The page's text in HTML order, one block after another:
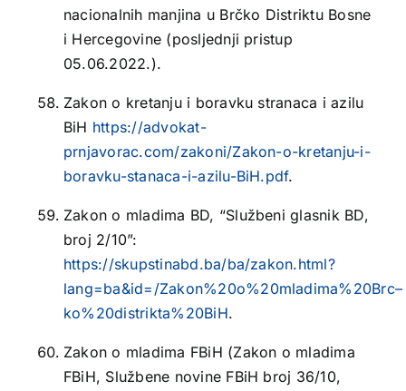
nacionalnih manjina u Brčko Distriktu Bosne
i Hercegovine (posljednji pristup
05.06.2022.).
Zakon o kretanju i boravku stranaca i azilu
BiH https://advokat-
prnjavorac.com/zakoni/Zakon-o-kretanju-i-
boravku-stanaca-i-azilu-BiH.pdf.
Zakon o mladima BD, “Službeni glasnik BD,
broj 2/10”:
https://skupstinabd.ba/ba/zakon.html?
lang=ba&id=/Zakon%20o%20mladima%20Brc–
ko%20distrikta%20BiH.
Zakon o mladima FBiH (Zakon o mladima
FBiH, Službene novine FBiH broj 36/10,